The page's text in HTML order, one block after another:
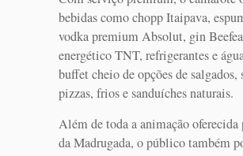
bebidas como chopp Itaipava,
vodka premium Absolut, gin
energético TNT, refrigerantes e
buffet cheio de opções de salgados,
pizzas, frios e sanduíches naturais.
Além de toda a animação
da Madrugada, o público também